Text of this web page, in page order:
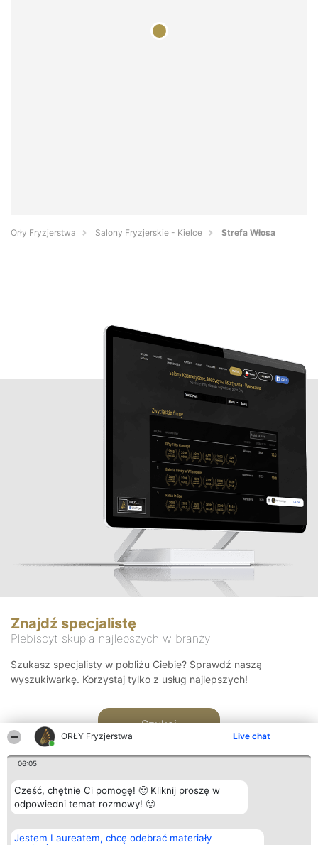
ORŁY Fryzjerstwa Live chat
06:05
Cześć, chętnie Ci pomogę! 🙂 Kliknij proszę w
odpowiedni temat rozmowy! 🙂
Jestem Laureatem, chcę odebrać materiały
Orły Fryzjerstwa Salony Fryzjerskie - Kielce Strefa Włosa
Znajdź specjalistę
Plebiscyt skupia najlepszych w branży
Szukasz specjalisty w pobliżu Ciebie? Sprawdź naszą
wyszukiwarkę. Korzystaj tylko z usług najlepszych!
Szukaj
Organizator plebiscytu
Bright Side Solutions sp. z o.
Plebiscyt
Laureaci
Kontakt
Kontakt